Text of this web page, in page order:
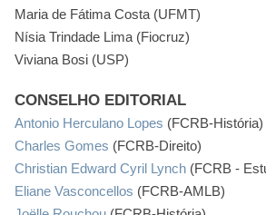
Maria de Fátima Costa (UFMT)
Nísia Trindade Lima (Fiocruz)
Viviana Bosi (USP)
CONSELHO EDITORIAL
Antonio Herculano Lopes (FCRB-História)
Charles Gomes (FCRB-Direito)
Christian Edward Cyril Lynch (FCRB -
Eliane Vasconcellos (FCRB-AMLB)